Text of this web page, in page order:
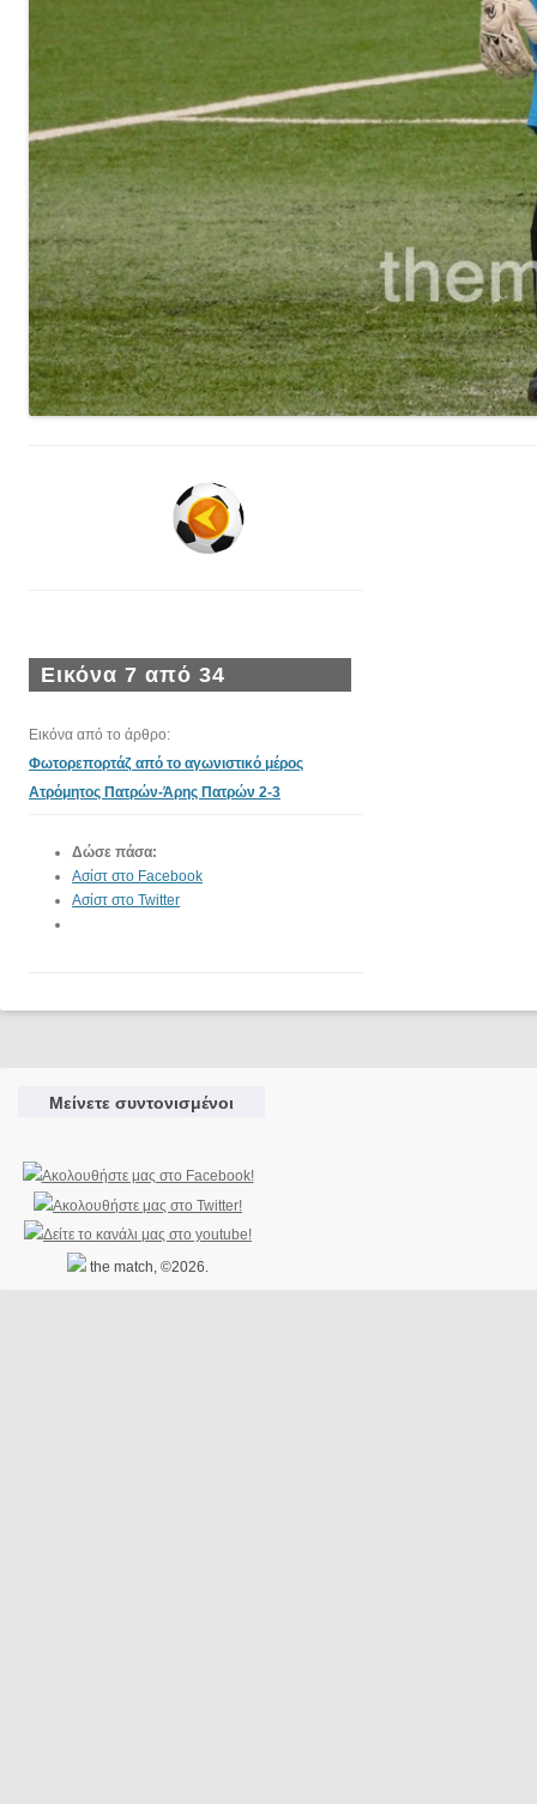
Εικόνα 7 από 34
Εικόνα από το άρθρο:
Φωτορεπορτάζ από το αγωνιστικό μέρος
Ατρόμητος Πατρών-Άρης Πατρών 2-3
Δώσε πάσα:
Ασίστ στο Facebook
Ασίστ στο Twitter
Μείνετε συντονισμένοι
the match, ©2026.